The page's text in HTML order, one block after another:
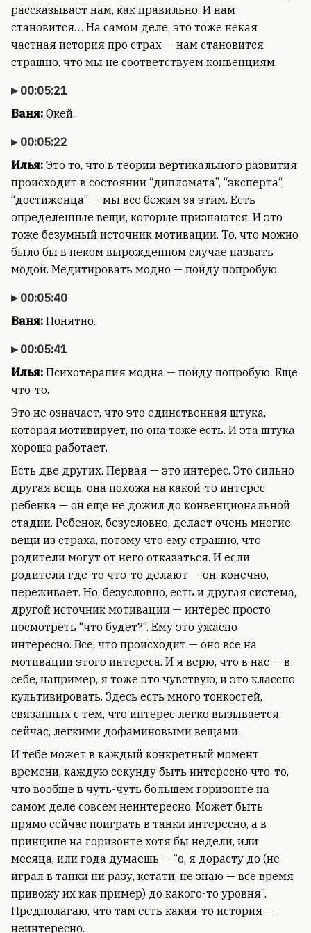
рассказывает нам, как правильно. И нам
становится… На самом деле, это тоже некая
частная история про страх — нам становится
страшно, что мы не соответствуем конвенциям.
00:05:21
Ваня: Окей..
00:05:22
Илья: Это то, что в теории вертикального развития
происходит в состоянии “дипломата”, “эксперта“,
“достиженца” — мы все бежим за этим. Есть
определенные вещи, которые признаются. И это
тоже безумный источник мотивации. То, что можно
было бы в неком вырожденном случае назвать
модой. Медитировать модно — пойду попробую.
00:05:40
Ваня: Понятно.
00:05:41
Илья: Психотерапия модна — пойду попробую. Еще
что-то.
Это не означает, что это единственная штука,
которая мотивирует, но она тоже есть. И эта штука
хорошо работает.
Есть две других. Первая — это интерес. Это сильно
другая вещь, она похожа на какой-то интерес
ребенка — он еще не дожил до конвенциональной
стадии. Ребенок, безусловно, делает очень многие
вещи из страха, потому что ему страшно, что
родители могут от него отказаться. И если
родители где-то что-то делают — он, конечно,
переживает. Но, безусловно, есть и другая система,
другой источник мотивации — интерес просто
посмотреть “что будет?“. Ему это ужасно
интересно. Все, что происходит — оно все на
мотивации этого интереса. И я верю, что в нас — в
себе, например, я тоже это чувствую, и это классно
культивировать. Здесь есть много тонкостей,
связанных с тем, что интерес легко вызывается
сейчас, легкими дофаминовыми вещами.
И тебе может в каждый конкретный момент
времени, каждую секунду быть интересно что-то,
что вообще в чуть-чуть большем горизонте на
самом деле совсем неинтересно. Может быть
прямо сейчас поиграть в танки интересно, а в
принципе на горизонте хотя бы недели, или
месяца, или года думаешь — “о, я дорасту до (не
играл в танки ни разу, кстати, не знаю — все время
привожу их как пример) до какого-то уровня”.
Предполагаю, что там есть какая-то история —
неинтересно.